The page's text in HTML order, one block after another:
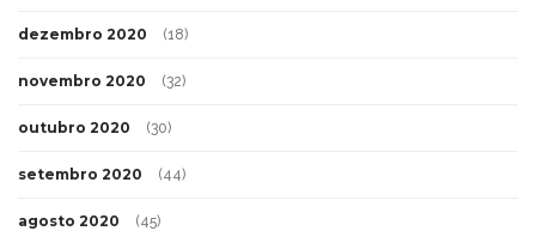
dezembro 2020 (18)
novembro 2020 (32)
outubro 2020 (30)
setembro 2020 (44)
agosto 2020 (45)